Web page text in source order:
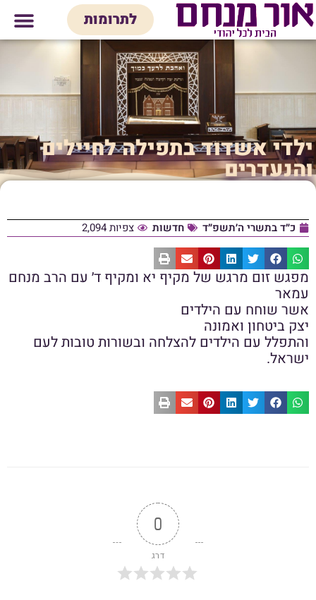
לתוכן
לתרומות
ילדי אשדוד בתפילה לחיילים
והנעדרים
כ״ד בתשרי ה׳תשפ״ד חדשות צפיות 2,094
מפגש זום מרגש של מקיף יא ומקיף ד׳ עם הרב מנחם
עמאר
אשר שוחח עם הילדים
יצק ביטחון ואמונה
והתפלל עם הילדים להצלחה ובשורות טובות לעם
ישראל.
0
דרג